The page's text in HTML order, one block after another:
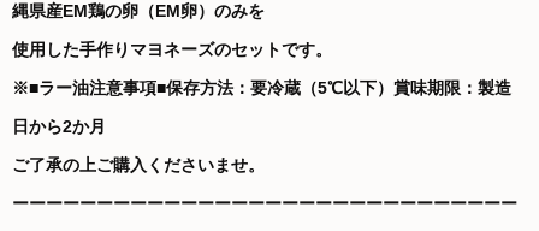
縄県産EM鶏の卵（EM卵）のみを
使用した手作りマヨネーズのセットです。
※■ラー油注意事項■保存方法：要冷蔵（5℃以下）賞味期限：製造
日から2か月
ご了承の上ご購入くださいませ。
ーーーーーーーーーーーーーーーーーーーーーーーーーーーーーー